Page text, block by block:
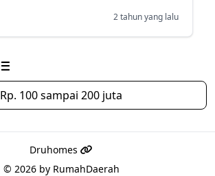
2 tahun yang lalu
Rp. 100 sampai 200 juta
Druhomes
© 2026 by RumahDaerah